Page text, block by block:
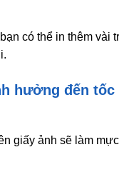
có thể in thêm vài
hưởng đến
giấy ảnh sẽ làm